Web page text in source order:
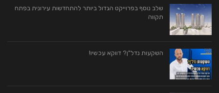
שלב נוסף בפרוייקט הגדול ביותר להתחדשות עירונית בפתח
תקווה
השקעות נדל"ן? דווקא עכשיו!